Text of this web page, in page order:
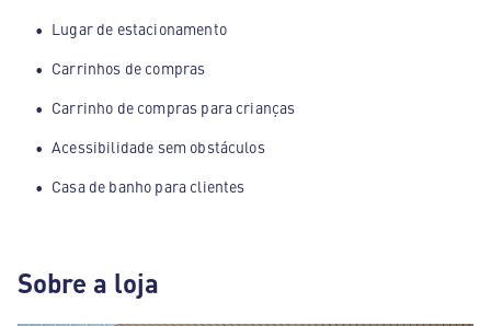
Lugar de estacionamento
Carrinhos de compras
Carrinho de compras para crianças
Acessibilidade sem obstáculos
Casa de banho para clientes
Sobre a loja